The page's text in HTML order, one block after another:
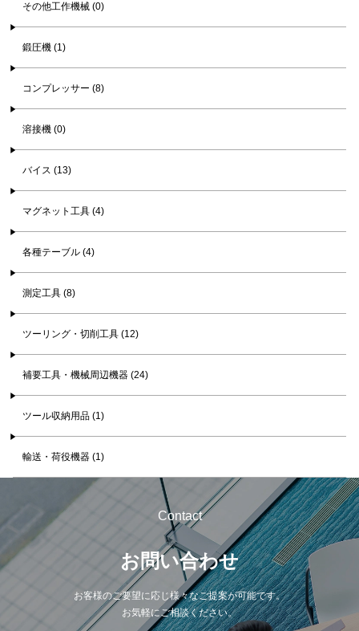
その他工作機械 (0)
鍛圧機 (1)
コンプレッサー (8)
溶接機 (0)
バイス (13)
マグネット工具 (4)
各種テーブル (4)
測定工具 (8)
ツーリング・切削工具 (12)
補要工具・機械周辺機器 (24)
ツール収納用品 (1)
輸送・荷役機器 (1)
Contact
お問い合わせ
お客様のご要望に応じ様々なご提案が可能です。
お気軽にご相談ください。